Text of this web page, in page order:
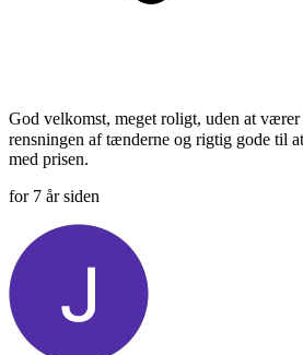
God velkomst, meget roligt, uden at
rensningen af tænderne og rigtig gode til
med prisen.
for 7 år siden